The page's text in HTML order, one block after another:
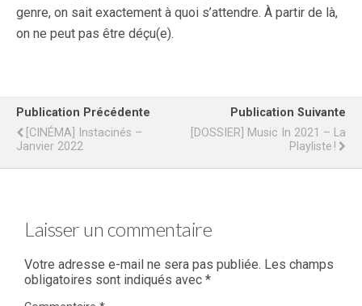
genre, on sait exactement à quoi s’attendre. À partir de là,
on ne peut pas être déçu(e).
Publication Précédente
[CINÉMA] Instacinés –
Janvier 2022
Publication Suivante
[DOSSIER] Music In 2021 – La
Playliste !
Laisser un commentaire
Votre adresse e-mail ne sera pas publiée. Les champs
obligatoires sont indiqués avec *